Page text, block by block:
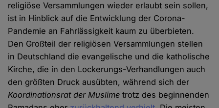
religiöse Versammlungen wieder erlaubt sein sollen,
ist in Hinblick auf die Entwicklung der Corona-
Pandemie an Fahrlässigkeit kaum zu überbieten.
Den Großteil der religiösen Versammlungen stellen
in Deutschland die evangelische und die katholische
Kirche, die in den Lockerungs-Verhandlungen auch
den größten Druck ausübten, während sich der
Koordinationsrat der Muslimetrotz des beginnenden